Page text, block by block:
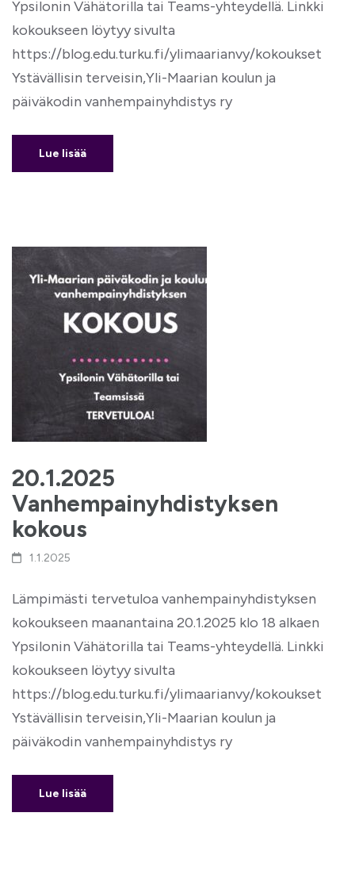
Ypsilonin Vähätorilla tai Teams-yhteydellä. Linkki
kokoukseen löytyy sivulta
https://blog.edu.turku.fi/ylimaarianvy/kokoukset
Ystävällisin terveisin,Yli-Maarian koulun ja
päiväkodin vanhempainyhdistys ry
Lue lisää
20.1.2025
Vanhempainyhdistyksen
kokous
1.1.2025
Lämpimästi tervetuloa vanhempainyhdistyksen
kokoukseen maanantaina 20.1.2025 klo 18 alkaen
Ypsilonin Vähätorilla tai Teams-yhteydellä. Linkki
kokoukseen löytyy sivulta
https://blog.edu.turku.fi/ylimaarianvy/kokoukset
Ystävällisin terveisin,Yli-Maarian koulun ja
päiväkodin vanhempainyhdistys ry
Lue lisää